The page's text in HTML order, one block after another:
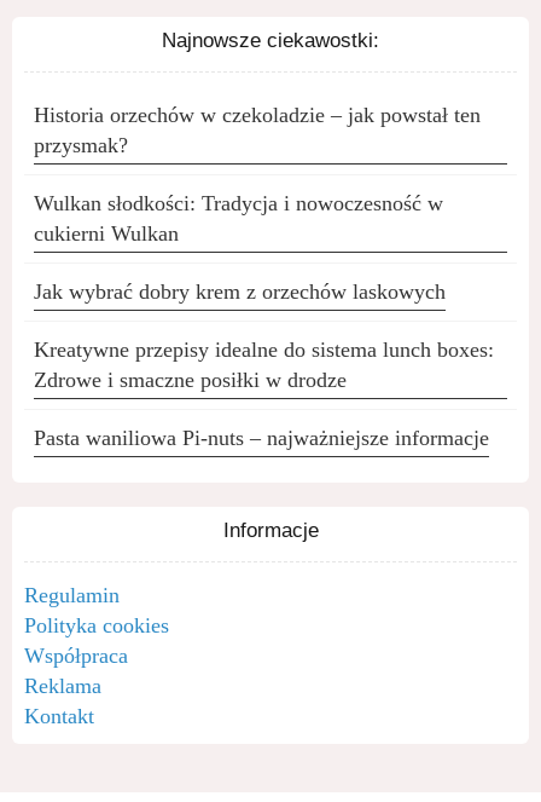
Najnowsze ciekawostki:
Historia orzechów w czekoladzie – jak powstał ten
przysmak?
Wulkan słodkości: Tradycja i nowoczesność w
cukierni Wulkan
Jak wybrać dobry krem z orzechów laskowych
Kreatywne przepisy idealne do sistema lunch boxes:
Zdrowe i smaczne posiłki w drodze
Pasta waniliowa Pi-nuts – najważniejsze informacje
Informacje
Regulamin
Polityka cookies
Współpraca
Reklama
Kontakt